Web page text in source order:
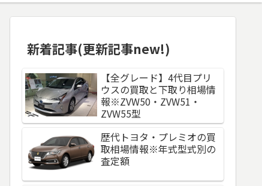
新着記事(更新記事new!)
【全グレード】4代目プリ
ウスの買取と下取り相場情
報※ZVW50・ZVW51・
ZVW55型
歴代トヨタ・プレミオの買
取相場情報※年式型式別の
査定額